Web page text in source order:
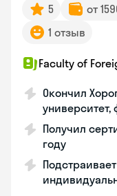
5 от
1 отзыв
Faculty of
Окончил
университет,
Получил
году